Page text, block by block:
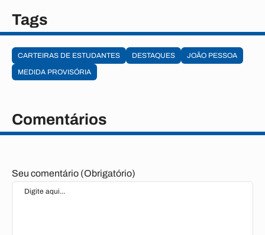
Tags
CARTEIRAS DE ESTUDANTES DESTAQUES
JOÃO PESSOA
MEDIDA PROVISÓRIA
Comentários
Seu comentário (Obrigatório)